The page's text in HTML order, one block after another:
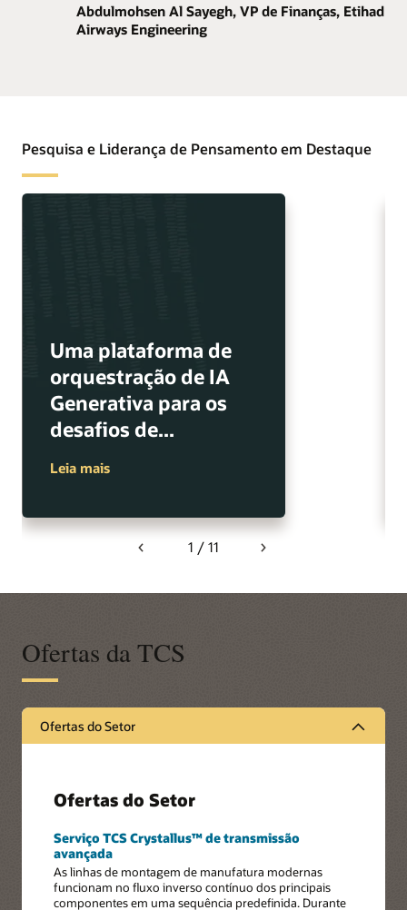
Abdulmohsen Al Sayegh, VP de Finanças, Etihad
Airways Engineering
Pesquisa e Liderança de Pensamento em Destaque
Uma plataforma de
orquestração de IA
Generativa para os
desafios de...
Leia mais
1 / 11
Ofertas da TCS
Ofertas do Setor
Ofertas do Setor
Serviço TCS Crystallus™ de transmissão
avançada
As linhas de montagem de manufatura modernas
funcionam no fluxo inverso contínuo dos principais
componentes em uma sequência predefinida. Durante